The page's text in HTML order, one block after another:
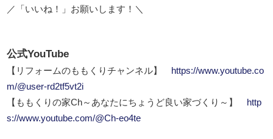
／「いいね！」お願いします！＼
公式YouTube
【リフォームのももくりチャンネル】
https://www.youtube.co
m/@user-rd2tf5vt2i
【ももくりの家Ch～あなたにちょうど良い家づくり～】
http
s://www.youtube.com/@Ch-eo4te